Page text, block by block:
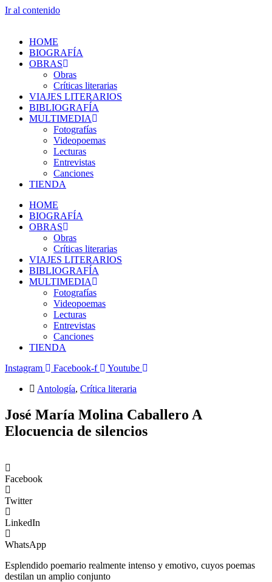
Ir al contenido
HOME
BIOGRAFÍA
OBRAS
Obras
Críticas literarias
VIAJES LITERARIOS
BIBLIOGRAFÍA
MULTIMEDIA
Fotografías
Videopoemas
Lecturas
Entrevistas
Canciones
TIENDA
HOME
BIOGRAFÍA
OBRAS
Obras
Críticas literarias
VIAJES LITERARIOS
BIBLIOGRAFÍA
MULTIMEDIA
Fotografías
Videopoemas
Lecturas
Entrevistas
Canciones
TIENDA
Instagram
Facebook-f
Youtube
Antología, Crítica literaria
José María Molina Caballero A
Elocuencia de silencios
Facebook
Twitter
LinkedIn
WhatsApp
Esplendido poemario realmente intenso y emotivo, cuyos poemas
destilan un amplio conjunto